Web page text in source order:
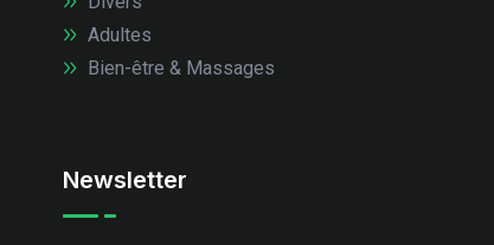
Adultes
Bien-être & Massages
Newsletter